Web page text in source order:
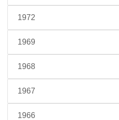
1972
1969
1968
1967
1966